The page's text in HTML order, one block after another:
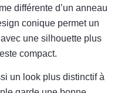
différente d’un anneau
conique permet un
une silhouette plus
compact.
un look plus distinctif à